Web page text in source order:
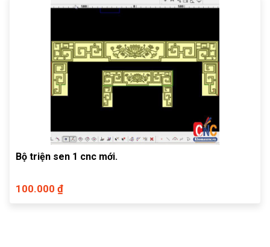
Bộ triện sen 1 cnc mới.
100.000 ₫